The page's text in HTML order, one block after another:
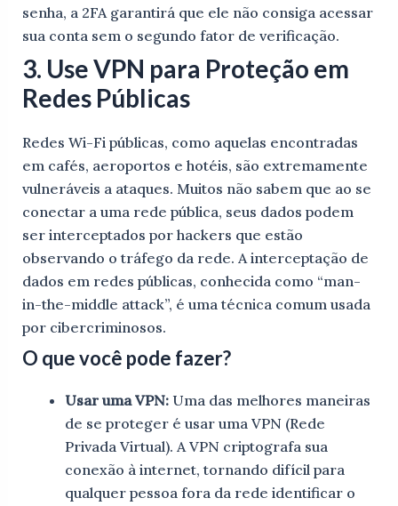
senha, a 2FA garantirá que ele não consiga acessar
sua conta sem o segundo fator de verificação.
3. Use VPN para Proteção em
Redes Públicas
Redes Wi-Fi públicas, como aquelas encontradas
em cafés, aeroportos e hotéis, são extremamente
vulneráveis a ataques. Muitos não sabem que ao se
conectar a uma rede pública, seus dados podem
ser interceptados por hackers que estão
observando o tráfego da rede. A interceptação de
dados em redes públicas, conhecida como “man-
in-the-middle attack”, é uma técnica comum usada
por cibercriminosos.
O que você pode fazer?
Usar uma VPN:Uma das melhores maneiras
de se proteger é usar uma VPN (Rede
Privada Virtual). A VPN criptografa sua
conexão à internet, tornando difícil para
qualquer pessoa fora da rede identificar o